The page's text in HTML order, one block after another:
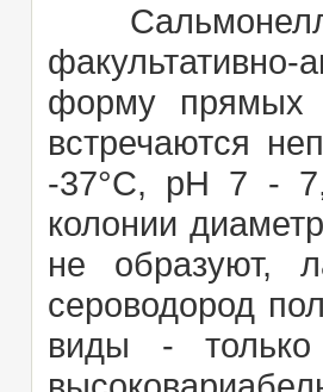
форму прямых
встречаются
-37°С, рН 7 -
колонии
не образуют,
сероводород
виды - только